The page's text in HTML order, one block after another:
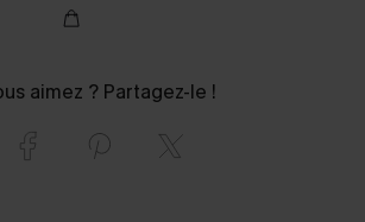
aimez ? Partagez-le !